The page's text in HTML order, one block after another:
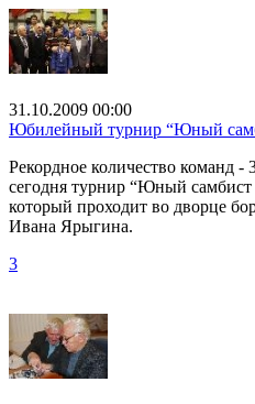
31.10.2009 00:00
Юбилейный турнир “Юный
Рекордное количество команд -
сегодня турнир “Юный самбист
который проходит во дворце
Ивана Ярыгина.
3